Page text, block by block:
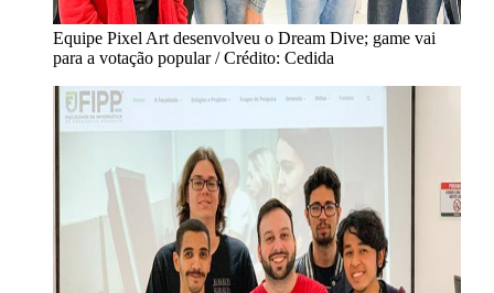
Equipe Pixel Art desenvolveu o Dream Dive; game vai
para a votação popular / Crédito: Cedida